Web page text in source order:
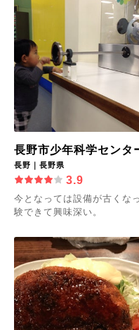
長野市少年科学センタ
長野｜長野県
3.9
今となっては設備が古くな
験できて興味深い。